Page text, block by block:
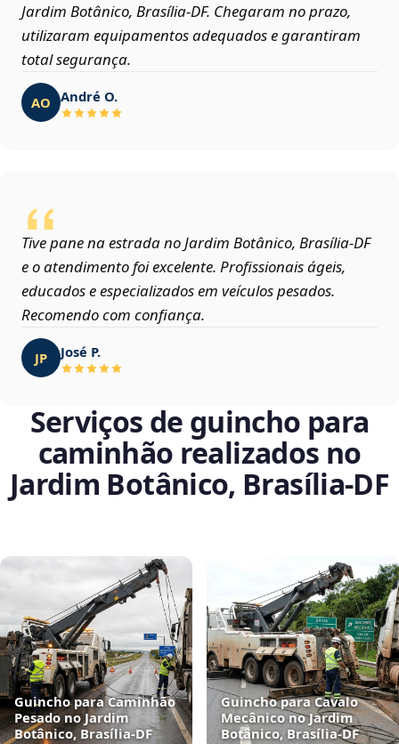
Jardim Botânico, Brasília‑DF. Chegaram no prazo,
utilizaram equipamentos adequados e garantiram
total segurança.
AO André O.
Tive pane na estrada no Jardim Botânico, Brasília‑DF
e o atendimento foi excelente. Profissionais ágeis,
educados e especializados em veículos pesados.
Recomendo com confiança.
JP José P.
Serviços de guincho para
caminhão realizados no
Jardim Botânico, Brasília‑DF
Guincho para Caminhão
Pesado no Jardim
Botânico, Brasília‑DF
Guincho para Cavalo
Mecânico no Jardim
Botânico, Brasília‑DF